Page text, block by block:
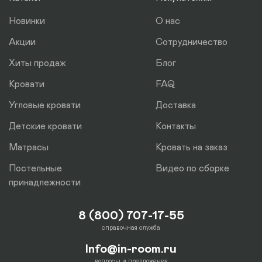
Новинки
Акции
Хиты продаж
Кровати
Угловые кровати
Детские кровати
Матрасы
Постельные
принадлежности
О нас
Сотрудничество
Блог
FAQ
Доставка
Контакты
Кровать на заказ
Видео по сборке
8 (800) 707-17-55
справочная служба
Info@in-room.ru